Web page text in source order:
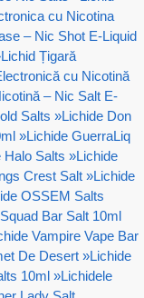
cu Nicotina
– Nic Shot E-Liquid
Lichid Țigară
cu Nicotină
– Nic Salt E-
Salts »Lichide Don
»Lichide GuerraLiq
Halo Salts »Lichide
Crest Salt »Lichide
OSSEM Salts
Bar Salt 10ml
Vampire Vape Bar
De Desert »Lichide
10ml »Lichidele